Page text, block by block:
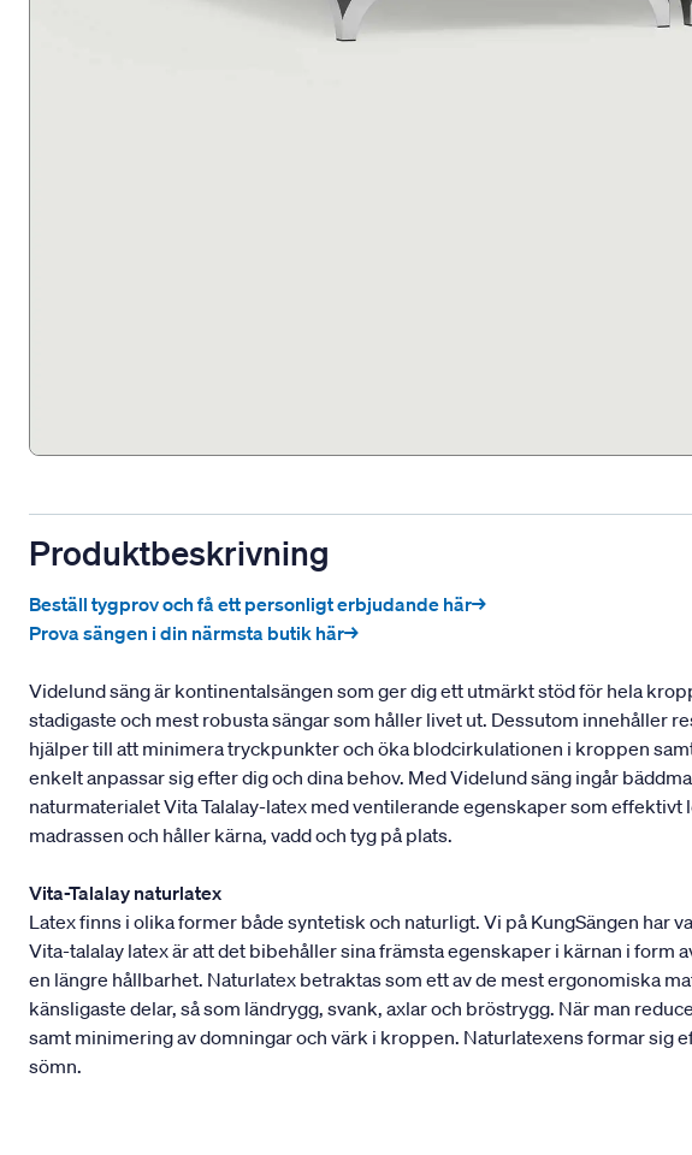
Produktbeskrivning
Beställ tygprov och få ett personligt erbjudande här→
Prova sängen i din närmsta butik här→
Videlund säng är kontinentalsängen som ger dig ett utmärkt stöd för hela
stadigaste och mest robusta sängar som håller livet ut. Dessutom innehåller
hjälper till att minimera tryckpunkter och öka blodcirkulationen i kroppen
enkelt anpassar sig efter dig och dina behov. Med Videlund säng ingår
naturmaterialet Vita Talalay-latex med ventilerande egenskaper som
madrassen och håller kärna, vadd och tyg på plats.
Vita-Talalay naturlatex
Latex finns i olika former både syntetisk och naturligt. Vi på KungSängen har
Vita-talalay latex är att det bibehåller sina främsta egenskaper i kärnan i
en längre hållbarhet. Naturlatex betraktas som ett av de mest ergonomiska
känsligaste delar, så som ländrygg, svank, axlar och bröstrygg. När man
samt minimering av domningar och värk i kroppen. Naturlatexens formar sig
sömn.